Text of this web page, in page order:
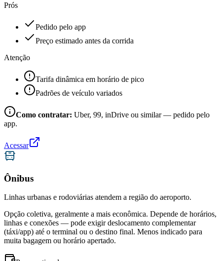
Prós
Pedido pelo app
Preço estimado antes da corrida
Atenção
Tarifa dinâmica em horário de pico
Padrões de veículo variados
Como contratar: Uber, 99, inDrive ou similar — pedido pelo
app.
Acessar
Ônibus
Linhas urbanas e rodoviárias atendem a região do aeroporto.
Opção coletiva, geralmente a mais econômica. Depende de horários,
linhas e conexões — pode exigir deslocamento complementar
(táxi/app) até o terminal ou o destino final. Menos indicado para
muita bagagem ou horário apertado.